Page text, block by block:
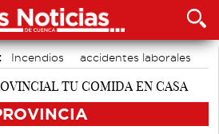
Incendios
accidentes laborales